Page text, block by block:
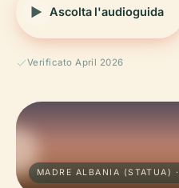
Ascolta l'audioguida
Verificato April 2026
MADRE ALBANIA (STATUA)